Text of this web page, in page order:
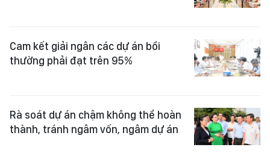
Cam kết giải ngân các dự án bồi
thường phải đạt trên 95%
Rà soát dự án chậm không thể hoàn
thành, tránh ngâm vốn, ngâm dự án